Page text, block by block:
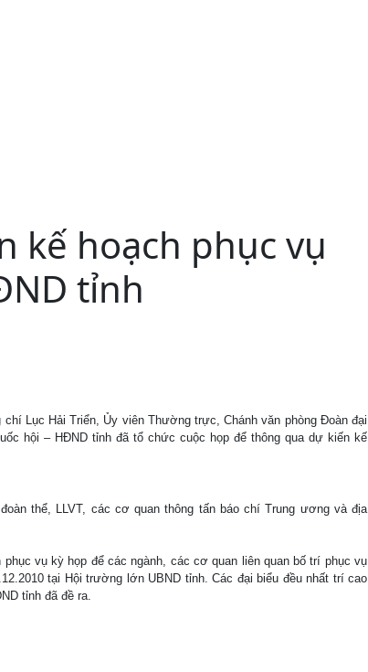
kế hoạch phục vụ
tỉnh
Lục Hải Triển, Ủy viên Thường trực, Chánh văn phòng Đoàn đại
hội – HĐND tỉnh đã tổ chức cuộc họp để thông qua dự kiến kế
thể, LLVT, các cơ quan thông tấn báo chí Trung ương và địa
vụ kỳ họp để các ngành, các cơ quan liên quan bố trí phục vụ
tại Hội trường lớn UBND tỉnh. Các đại biểu đều nhất trí cao
tỉnh đã đề ra.